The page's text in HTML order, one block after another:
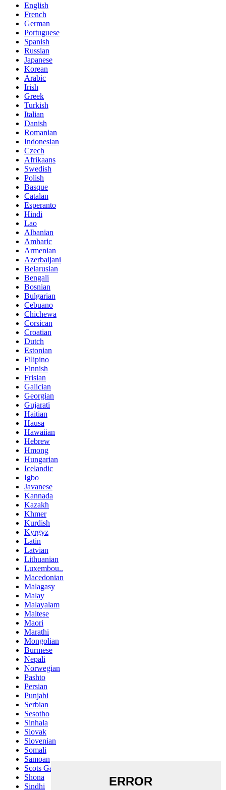
English
French
German
Portuguese
Spanish
Russian
Japanese
Korean
Arabic
Irish
Greek
Turkish
Italian
Danish
Romanian
Indonesian
Czech
Afrikaans
Swedish
Polish
Basque
Catalan
Esperanto
Hindi
Lao
Albanian
Amharic
Armenian
Azerbaijani
Belarusian
Bengali
Bosnian
Bulgarian
Cebuano
Chichewa
Corsican
Croatian
Dutch
Estonian
Filipino
Finnish
Frisian
Galician
Georgian
Gujarati
Haitian
Hausa
Hawaiian
Hebrew
Hmong
Hungarian
Icelandic
Igbo
Javanese
Kannada
Kazakh
Khmer
Kurdish
Kyrgyz
Latin
Latvian
Lithuanian
Luxembou..
Macedonian
Malagasy
Malay
Malayalam
Maltese
Maori
Marathi
Mongolian
Burmese
Nepali
Norwegian
Pashto
Persian
Punjabi
Serbian
Sesotho
Sinhala
Slovak
Slovenian
Somali
Samoan
Scots Gaelic
Shona
Sindhi